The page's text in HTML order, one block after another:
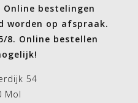
bestelingen
worden op afspraak.
8. Online bestellen
54
Mol